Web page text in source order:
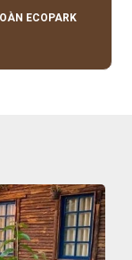
tình.
ECOPARK